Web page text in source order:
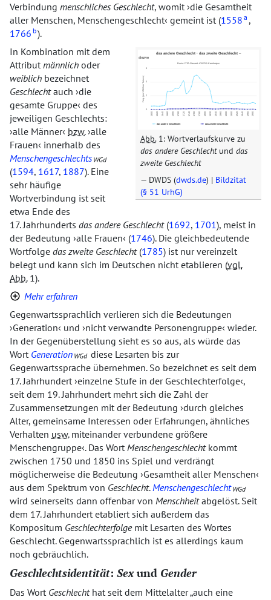
Verbindung menschliches Geschlecht, womit die Gesamtheit
aller Menschen, Menschengeschlecht gemeint ist (1558 a ,
1766 b).
Abb.1: Wortverlaufskurve zu
das andere Geschlechtund das
zweite Geschlecht
DWDS (dwds.de) | Bildzitat
(§ 51 UrhG)
In Kombination mit dem
Attributmännlich oder
weiblich bezeichnet
Geschlechtauch die
gesamte Gruppe des
jeweiligen Geschlechts:
alle Männer bzw. alle
Frauen innerhalb des
Menschengeschlechts WGd
(1594, 1617, 1887). Eine
sehr häufige
Wortverbindung ist seit
etwa Ende des
17. Jahrhunderts das andere Geschlecht(1692, 1701), meist in
der Bedeutung alle Frauen (1746). Die gleichbedeutende
Wortfolge das zweite Geschlecht(1785) ist nur vereinzelt
belegt und kann sich im Deutschen nicht etablieren (vgl.
Abb.1).
Mehr erfahren
Gegenwartssprachlich verlieren sich die Bedeutungen
Generation und nicht verwandte Personengruppe wieder.
In der Gegenüberstellung sieht es so aus, als würde das
Wort Generation WGd diese Lesarten bis zur
Gegenwartssprache übernehmen. So bezeichnet es seit dem
17. Jahrhundert einzelne Stufe in der Geschlechterfolge ,
seit dem 19. Jahrhundert mehrt sich die Zahl der
Zusammensetzungen mit der Bedeutung durch gleiches
Alter, gemeinsame Interessen oder Erfahrungen, ähnliches
Verhalten usw.miteinander verbundene größere
Menschengruppe . Das WortMenschengeschlechtkommt
zwischen 1750 und 1850 ins Spiel und verdrängt
möglicherweise die Bedeutung Gesamtheit aller Menschen
aus dem Spektrum von Geschlecht.Menschengeschlecht WGd
wird seinerseits dann offenbar von Menschheitabgelöst. Seit
dem 17. Jahrhundert etabliert sich außerdem das
Kompositum Geschlechterfolgemit Lesarten des Wortes
Geschlecht. Gegenwartssprachlich ist es allerdings kaum
noch gebräuchlich.
Geschlechtsidentität: Sexund Gender
Das Wort Geschlechthat seit dem Mittelalter auch eine